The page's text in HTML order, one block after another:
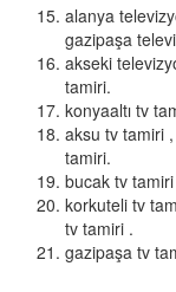
alanya
gazipaşa
akseki
tamiri.
konyaaltı tv
aksu tv tamiri
tamiri.
bucak tv
korkuteli tv
tv tamiri .
gazipaşa tv